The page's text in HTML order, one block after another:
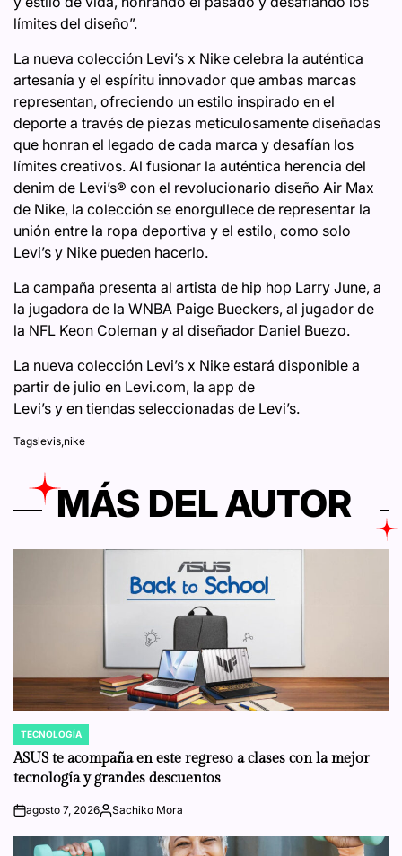
límites del diseño”.
La nueva colección Levi’s x Nike celebra la auténtica
artesanía y el espíritu innovador que ambas marcas
representan, ofreciendo un estilo inspirado en el
deporte a través de piezas meticulosamente diseñadas
que honran el legado de cada marca y desafían los
límites creativos. Al fusionar la auténtica herencia del
denim de Levi’s® con el revolucionario diseño Air Max
de Nike, la colección se enorgullece de representar la
unión entre la ropa deportiva y el estilo, como solo
Levi’s y Nike pueden hacerlo.
La campaña presenta al artista de hip hop Larry June, a
la jugadora de la WNBA Paige Bueckers, al jugador de
la NFL Keon Coleman y al diseñador Daniel Buezo.
La nueva colección Levi’s x Nike estará disponible a
partir de julio en Levi.com, la app de
Levi’s y en tiendas seleccionadas de Levi’s.
Tagslevis nike
MÁS DEL AUTOR
POSTED
IN
TECNOLOGÍA
ASUS te acompaña en este regreso a clases con la mejor
tecnología y grandes descuentos
onagosto 7, 2026Posted
Sachiko Mora